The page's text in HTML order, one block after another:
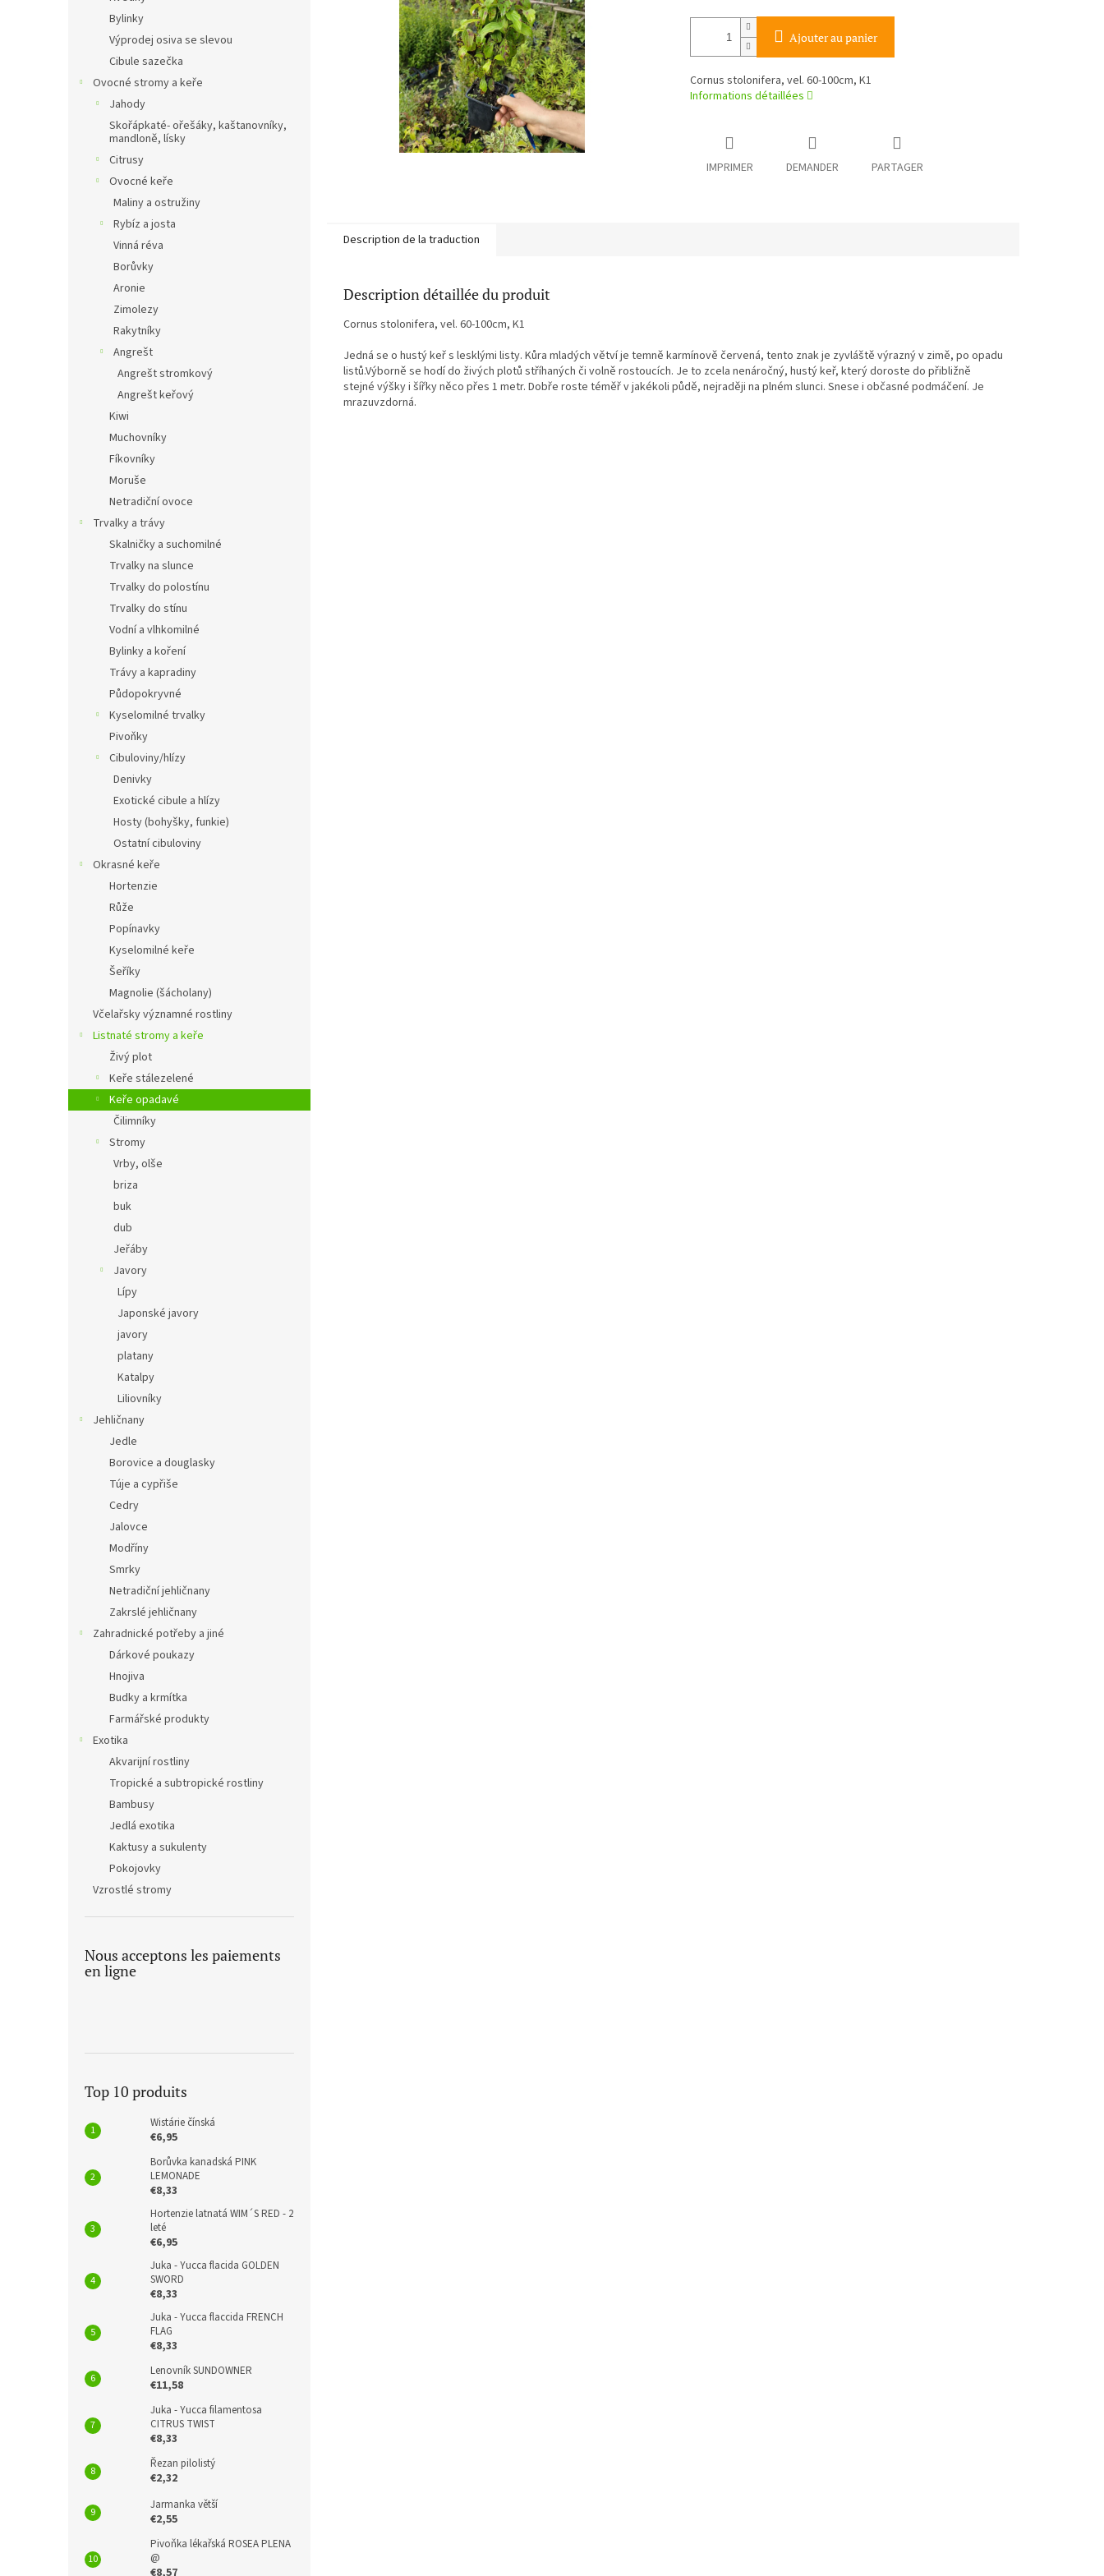
Bylinky
Výprodej osiva se slevou
Cibule sazečka
Ovocné stromy a keře
Jahody
Skořápkaté- ořešáky, kaštanovníky,
mandloně, lísky
Citrusy
Ovocné keře
Maliny a ostružiny
Rybíz a josta
Vinná réva
Borůvky
Aronie
Zimolezy
Rakytníky
Angrešt
Angrešt stromkový
Angrešt keřový
Kiwi
Muchovníky
Fíkovníky
Moruše
Netradiční ovoce
Trvalky a trávy
Skalničky a suchomilné
Trvalky na slunce
Trvalky do polostínu
Trvalky do stínu
Vodní a vlhkomilné
Bylinky a koření
Trávy a kapradiny
Půdopokryvné
Kyselomilné trvalky
Pivoňky
Cibuloviny/hlízy
Denivky
Exotické cibule a hlízy
Hosty (bohyšky, funkie)
Ostatní cibuloviny
Okrasné keře
Hortenzie
Růže
Popínavky
Kyselomilné keře
Šeříky
Magnolie (šácholany)
Včelařsky významné rostliny
Listnaté stromy a keře
Živý plot
Keře stálezelené
Keře opadavé
Čilimníky
Stromy
Vrby, olše
briza
buk
dub
Jeřáby
Javory
Lípy
Japonské javory
javory
platany
Katalpy
Liliovníky
Jehličnany
Jedle
Borovice a douglasky
Túje a cypřiše
Cedry
Jalovce
Modříny
Smrky
Netradiční jehličnany
Zakrslé jehličnany
Zahradnické potřeby a jiné
Dárkové poukazy
Hnojiva
Budky a krmítka
Farmářské produkty
Exotika
Akvarijní rostliny
Tropické a subtropické rostliny
Bambusy
Jedlá exotika
Kaktusy a sukulenty
Pokojovky
Vzrostlé stromy
Nous acceptons les paiements
en ligne
Top 10 produits
Wistárie čínská
€6,95
Borůvka kanadská PINK
LEMONADE
€8,33
Hortenzie latnatá WIM´S RED - 2
leté
€6,95
Juka - Yucca flacida GOLDEN
SWORD
€8,33
Juka - Yucca flaccida FRENCH
FLAG
€8,33
Lenovník SUNDOWNER
€11,58
Juka - Yucca filamentosa
CITRUS TWIST
€8,33
Řezan pilolistý
€2,32
Jarmanka větší
€2,55
Pivoňka lékařská ROSEA PLENA
@
€8,57
étoiles.
Ajouter au panier
Cornus stolonifera, vel. 60-100cm, K1
Informations détaillées
IMPRIMER DEMANDER PARTAGER
Description de la traduction
Description détaillée du produit
Cornus stolonifera, vel. 60-100cm, K1
Jedná se o hustý keř s lesklými listy. Kůra mladých větví je temně karmínově červená, tento znak je zyvláště výrazný v zimě, po opadu
listů.Výborně se hodí do živých plotů stříhaných či volně rostoucích. Je to zcela nenáročný, hustý keř, který doroste do přibližně
stejné výšky i šířky něco přes 1 metr. Dobře roste téměř v jakékoli půdě, nejraději na plném slunci. Snese i občasné podmáčení. Je
mrazuvzdorná.